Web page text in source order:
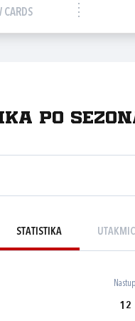
CARDS
po
STATISTIKA
12